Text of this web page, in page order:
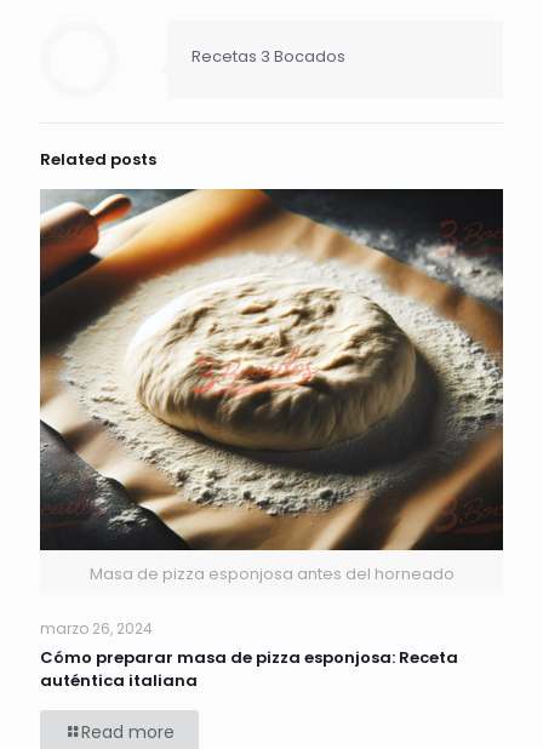
Recetas 3 Bocados
Related posts
Masa de pizza esponjosa antes del horneado
marzo 26, 2024
Cómo preparar masa de pizza esponjosa: Receta
auténtica italiana
Read more